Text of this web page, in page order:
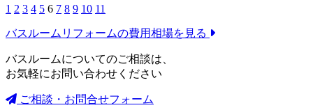
1 2 3 4 5 6 7 8 9 10 11
バスルームリフォームの費用相場を見る
バスルームについてのご相談は、
お気軽にお問い合わせください
ご相談・お問合せフォーム